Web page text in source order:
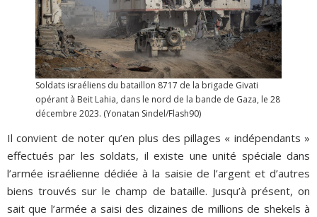
Soldats israéliens du bataillon 8717 de la brigade Givati
opérant à Beit Lahia, dans le nord de la bande de Gaza, le 28
décembre 2023. (Yonatan Sindel/Flash90)
Il convient de noter qu’en plus des pillages « indépendants »
effectués par les soldats, il existe une unité spéciale dans
l’armée israélienne dédiée à la saisie de l’argent et d’autres
biens trouvés sur le champ de bataille. Jusqu’à présent, on
sait que l’armée a saisi des dizaines de millions de shekels à